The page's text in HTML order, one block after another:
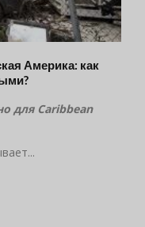
Америка: как
для Caribbean